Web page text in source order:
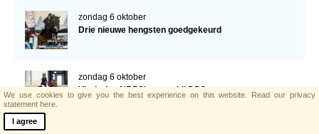
zondag 6 oktober
Drie nieuwe hengsten goedgekeurd
zondag 6 oktober
Vierjarige NRPS’ers top bij DPC
We use cookies to give you the best experience on this website. Read our privacy
statement here.
I agree